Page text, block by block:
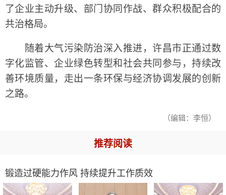
了企业主动升级、部门协同作战、群众积极配合的
共治格局。
随着大气污染防治深入推进，许昌市正通过数
字化监管、企业绿色转型和社会共同参与，持续改
善环境质量，走出一条环保与经济协调发展的创新
之路。
（编辑：李恒）
推荐阅读
锻造过硬能力作风 持续提升工作质效